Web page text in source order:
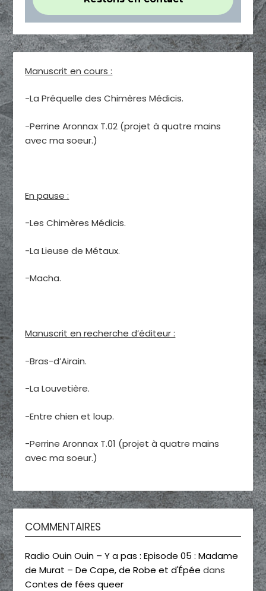
Manuscrit en cours :
-La Préquelle des Chimères Médicis.
-Perrine Aronnax T.02 (projet à quatre mains
avec ma soeur.)
En pause :
-Les Chimères Médicis.
-La Lieuse de Métaux.
-Macha.
Manuscrit en recherche d’éditeur :
-Bras-d’Airain.
-La Louvetière.
-Entre chien et loup.
-Perrine Aronnax T.01 (projet à quatre mains
avec ma soeur.)
COMMENTAIRES
Radio Ouin Ouin – Y a pas : Episode 05 : Madame
de Murat – De Cape, de Robe et d'Épée dans
Contes de fées queer